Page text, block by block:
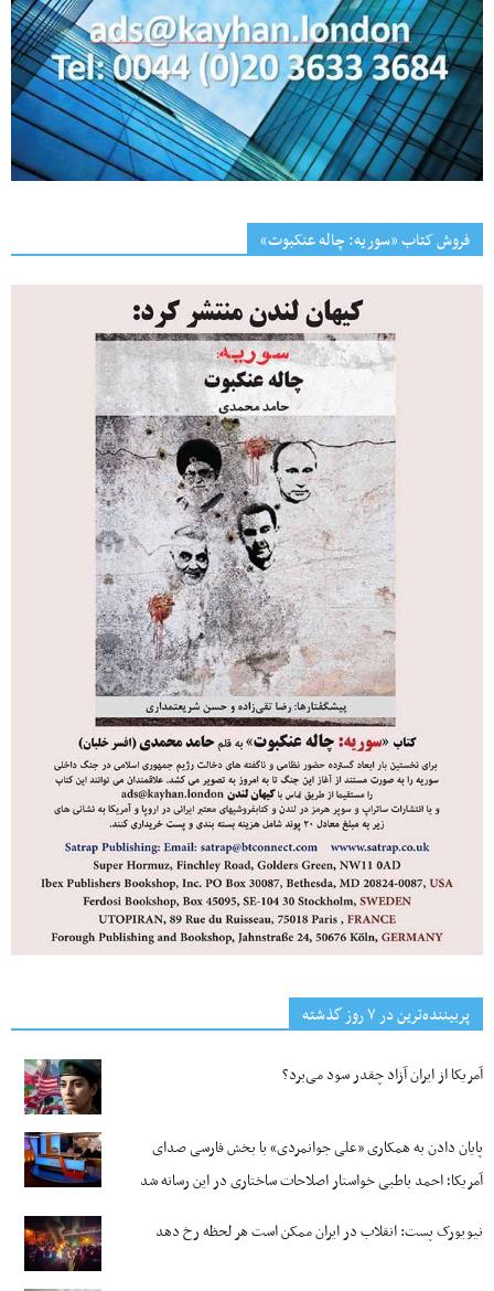
فروش کتاب «سوریه: چاله عنکبوت»
پربیننده‌ترین‌ در ۷ روز گذشته
آمریکا از ایران آزاد چقدر سود می‌برد؟
پایان دادن به همکاری «علی جوانمردی» با بخش فارسی صدای
آمریکا؛ احمد باطبی خواستار اصلاحات ساختاری در این رسانه شد
نیویورک پست: انقلاب در ایران ممکن است هر لحظه رخ دهد